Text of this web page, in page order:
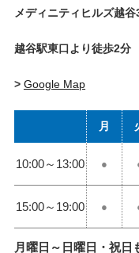
メディニティヒルズ越谷
越谷駅東口より徒歩2分
> Google Map
月
10:00～ 13:00 ●
15:00～ 19:00 ●
月曜日～日曜日・祝日